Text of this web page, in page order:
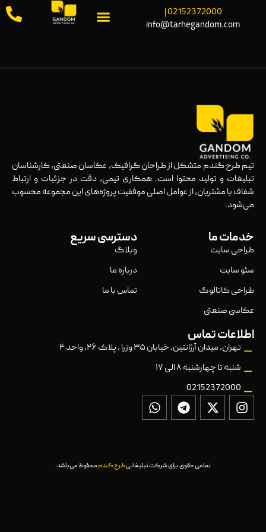
02152372000 |
info@tarhegandom.com
تیم طرح گندم متشکل از طراحان گرافیک، عکاسان صنعتی، کارشناسان
تبلیغات و تولید محتوا است. همکاری تیمی، دقت در جزئیات و ارتباط
شفاف با مشتریان، از عوامل اصلی موفقیت پروژه‌های این مجموعه محسوب
می‌شود.
خدمات ما
طراحی سایت
سئو سایت
طراحی کاتالوگ
عکاسی صنعتی
دسترسی سریع
وبلاگ
درباره ما
تماس با ما
اطلاعات تماس
تهران، میدان آرژانتین، خیابان ۳۵ وزرا ، پلاک ۲۶، واحد ۴
شنبه تا چهارشنبه ۸ الی ۱۷
02152372000
تمامی حقوق برای شرکت تبلیغاتیطرح گندممحفوظ می‌باشد.